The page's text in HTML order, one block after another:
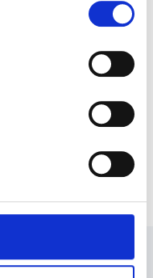
72 53 44 30